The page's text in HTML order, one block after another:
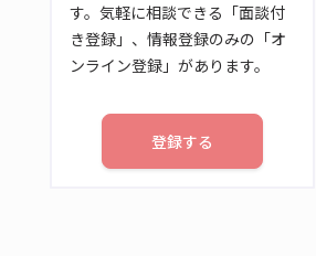
す。気軽に相談できる「面談付
き登録」、情報登録のみの「オ
ンライン登録」があります。
登録する